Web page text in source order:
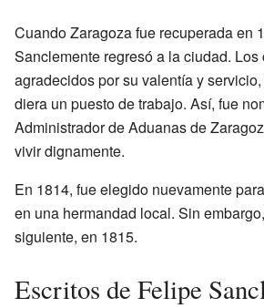
Cuando Zaragoza fue recuperada en
Sanclemente regresó a la ciudad. Los
agradecidos por su valentía y
diera un puesto de trabajo. Así, fue
Administrador de Aduanas de
vivir dignamente.
En 1814, fue elegido nuevamente
en una hermandad local. Sin
siguiente, en 1815.
Escritos de Felipe